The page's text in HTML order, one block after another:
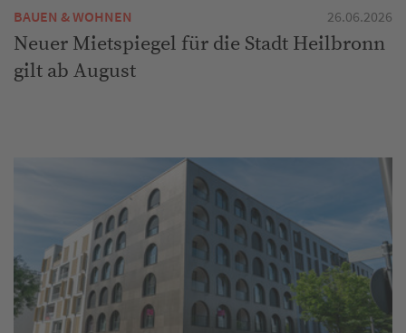
BAUEN & WOHNEN 26.06.2026
Neuer Mietspiegel für die Stadt Heilbronn
gilt ab August